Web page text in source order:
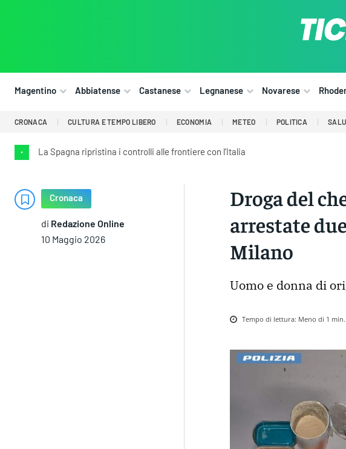
Magentino Abbiatense Castanese Legnanese Novarese
CRONACA CULTURA E TEMPO LIBERO ECONOMIA METEO POLITICA
• La Spagna ripristina i controlli alle frontiere con l’Italia
Cronaca
di Redazione Online
10 Maggio 2026
Droga del
arrestate
Milano
Uomo e donna di
Tempo di lettura: Meno di 1 min.